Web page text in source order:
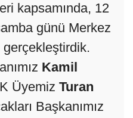
kapsamında, 12
günü Merkez
gerçekleştirdik.
Kamil
Üyemiz Turan
Başkanımız